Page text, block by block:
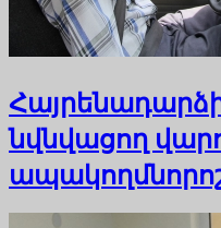
նվնվացող